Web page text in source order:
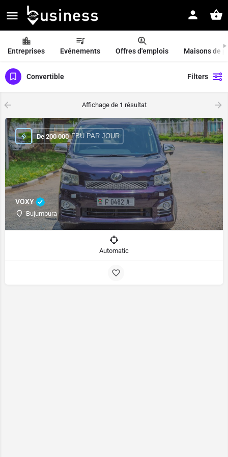
Entreprises Evénements Offres d'emplois Maisons de
Convertible Filters
Affichage de 1 résultat
VOXY
Bujumbura
De200 000 FBU PAR JOUR
Automatic